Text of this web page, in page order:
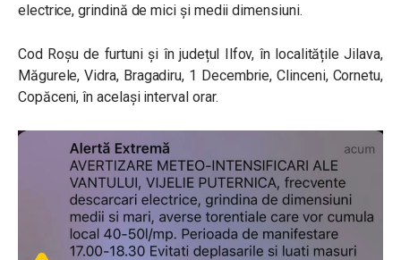
electrice, grindină de mici și medii dimensiuni.
Cod Roșu de furtuni și în județul Ilfov, în localitățile Jilava,
Măgurele, Vidra, Bragadiru, 1 Decembrie, Clinceni, Cornetu,
Copăceni, în același interval orar.